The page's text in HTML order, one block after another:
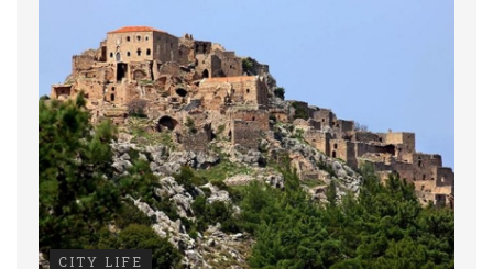
CITY LIFE